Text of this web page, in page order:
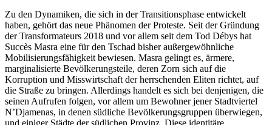
Zu den Dynamiken, die sich in der Tran­sitionsphase entwickelt
haben, gehört das neue Phänomen der Proteste. Seit der Grün­dung
der Transformateurs 2018 und vor allem seit dem Tod Débys hat
Succès Masra eine für den Tschad bisher außer­gewöhn­liche
Mobilisierungsfähigkeit bewiesen. Masra gelingt es, ärmere,
marginalisierte Bevölkerungsteile, deren Zorn sich auf die
Korruption und Misswirtschaft der herr­schenden Eliten richtet, auf
die Straße zu bringen. Allerdings handelt es sich bei denjenigen, die
seinen Aufrufen folgen, vor allem um Bewohner jener Stadtviertel
N’Djamenas, in denen südliche Bevölkerungsgruppen überwiegen,